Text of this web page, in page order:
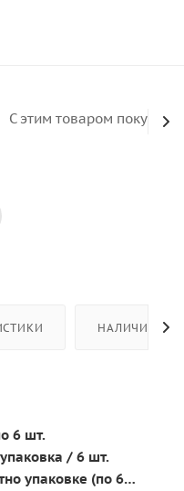
С этим товаром покупают
НАЛИЧИЕ
6 шт.
/ 6 шт.
упаковке (по 6